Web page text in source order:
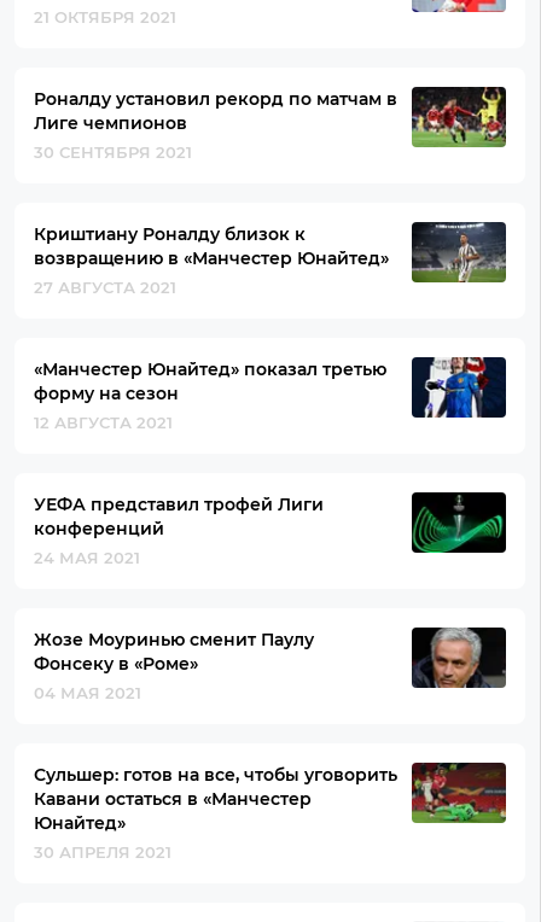
21 ОКТЯБРЯ 2021
Роналду установил рекорд по матчам в
Лиге чемпионов
30 СЕНТЯБРЯ 2021
Криштиану Роналду близок к
возвращению в «Манчестер Юнайтед»
27 АВГУСТА 2021
«Манчестер Юнайтед» показал третью
форму на сезон
12 АВГУСТА 2021
УЕФА представил трофей Лиги
конференций
24 МАЯ 2021
Жозе Моуринью сменит Паулу
Фонсеку в «Роме»
04 МАЯ 2021
Сульшер: готов на все, чтобы уговорить
Кавани остаться в «Манчестер
Юнайтед»
30 АПРЕЛЯ 2021